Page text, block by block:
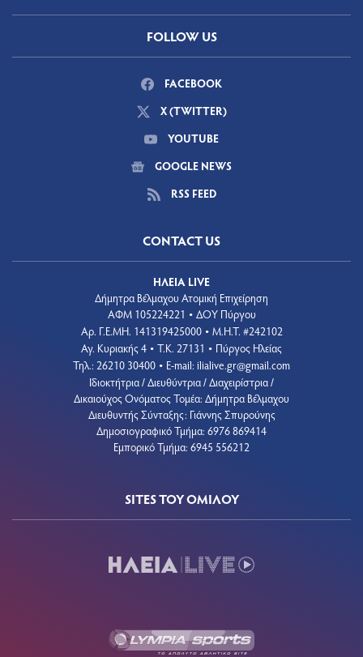
FOLLOW US
FACEBOOK
X (TWITTER)
YOUTUBE
GOOGLE NEWS
RSS FEED
CONTACT US
ΗΛΕΙΑ LIVE
Δήμητρα Βέλμαχου Ατομική Επιχείρηση
ΑΦΜ 105224221 • ΔΟΥ Πύργου
Aρ. Γ.Ε.ΜΗ. 141319425000 • Μ.Η.Τ. #242102
Αγ. Κυριακής 4 • Τ.Κ. 27131 • Πύργος Ηλείας
Τηλ.: 26210 30400 • E-mail: ilialive.gr@gmail.com
Ιδιοκτήτρια / Διευθύντρια / Διαχειρίστρια /
Δικαιούχος Ονόματος Τομέα: Δήμητρα Βέλμαχου
Διευθυντής Σύνταξης: Γιάννης Σπυρούνης
Δημοσιογραφικό Τμήμα: 6976 869414
Εμπορικό Τμήμα: 6945 556212
SITES ΤΟΥ ΟΜΙΛΟΥ